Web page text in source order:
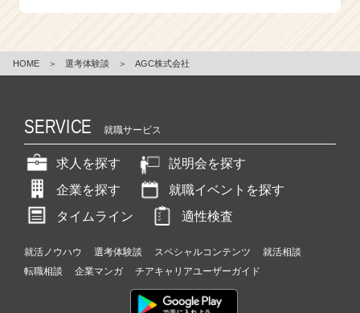
HOME ＞ 選考体験談 ＞ AGC株式会社
SERVICE 就職サービス
求人を探す
説明会を探す
企業を探す
就職イベントを探す
タイムライン
適性検査
就活ノウハウ 選考体験談 スペシャルコンテンツ
就活相談
転職相談
企業マンガ チアキャリアユーザーガイド